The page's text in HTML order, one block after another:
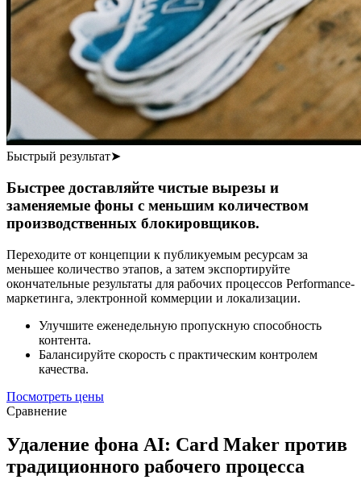
Быстрый результат➤
Быстрее доставляйте чистые вырезы и
заменяемые фоны с меньшим количеством
производственных блокировщиков.
Переходите от концепции к публикуемым ресурсам за
меньшее количество этапов, а затем экспортируйте
окончательные результаты для рабочих процессов Performance-
маркетинга, электронной коммерции и локализации.
Улучшите еженедельную пропускную способность
контента.
Балансируйте скорость с практическим контролем
качества.
Посмотреть цены
Сравнение
Удаление фона AI: Card Maker против
традиционного рабочего процесса